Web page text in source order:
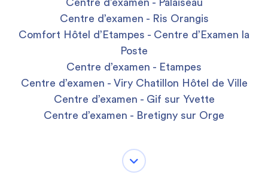
Centre d’examen - Palaiseau
Centre d’examen - Ris Orangis
Comfort Hôtel d’Etampes - Centre d’Examen la
Poste
Centre d’examen - Etampes
Centre d’examen - Viry Chatillon Hôtel de Ville
Centre d’examen - Gif sur Yvette
Centre d’examen - Bretigny sur Orge